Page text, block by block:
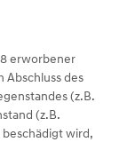
erworbener
Abschluss des
(z.B.
(z.B.
beschädigt wird,